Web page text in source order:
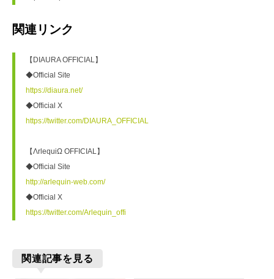
関連リンク
【DIAURA OFFICIAL】
◆Official Site
https://diaura.net/
◆Official X
https://twitter.com/DIAURA_OFFICIAL
【ΛrlequiΩ OFFICIAL】
◆Official Site
http://arlequin-web.com/
◆Official X
https://twitter.com/Arlequin_offi
関連記事を見る